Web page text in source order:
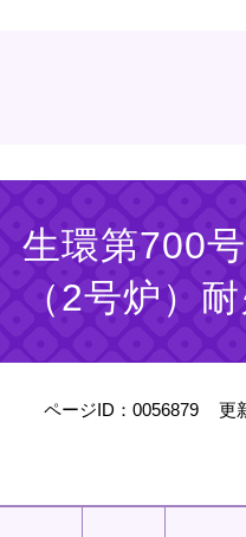
生環第700
（2号炉）
ページID：0056879 更